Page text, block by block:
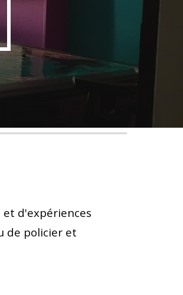
d'expériences
de policier et